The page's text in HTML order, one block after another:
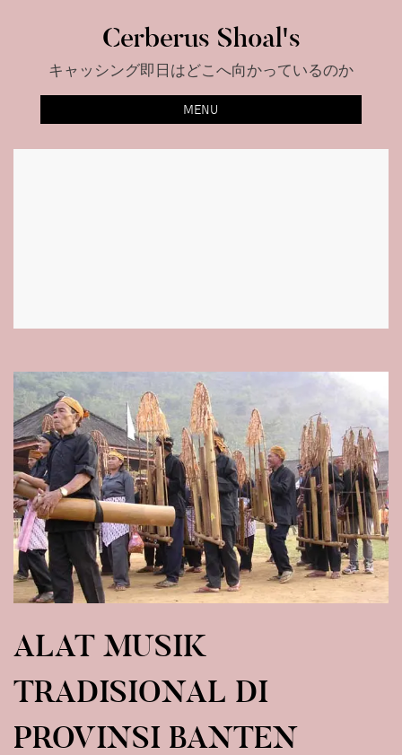
Cerberus Shoal's
キャッシング即日はどこへ向かっているのか
MENU
ALAT MUSIK
TRADISIONAL DI
PROVINSI BANTEN